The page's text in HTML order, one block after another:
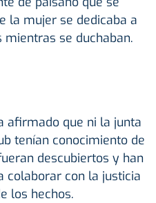
la mujer se dedicaba a
se duchaban.
afirmado que ni la junta
tenían conocimiento de
descubiertos y han
colaborar con la justicia
los hechos.